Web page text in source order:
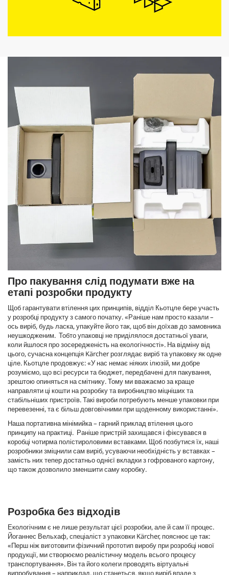
Про пакування слід подумати вже на
етапі розробки продукту
Щоб гарантувати втілення цих принципів, відділ Кьотцле бере участь
у розробці продукту з самого початку. «Раніше нам просто казали –
ось виріб, будь ласка, упакуйте його так, щоб він доїхав до замовника
неушкодженим. Тобто упаковці не приділялося достатньої уваги,
коли йшлося про зосередженість на екологічності». На відміну від
цього, сучасна концепція Kärcher розглядає виріб та упаковку як одне
ціле. Кьотцле продовжує: «У нас немає ніяких ілюзій, ми добре
розуміємо, що всі ресурси та бюджет, передбачені для пакування,
зрештою опиняться на смітнику. Тому ми вважаємо за краще
направляти ці кошти на розробку та виробництво міцніших та
стабільніших пристроїв. Такі вироби потребують менше упаковки при
перевезенні, та є більш довговічними при щоденному використанні».
Наша портативна мінімийка – гарний приклад втілення цього
принципу на практиці. Раніше пристрій захищався і фіксувався в
коробці чотирма полістироловими вставками. Щоб позбутися їх, наші
розробники зміцнили сам виріб, усуваючи необхідність у вставках –
замість них тепер достатньо однієї вкладки з гофрованого картону,
що також дозволило зменшити саму коробку.
Розробка без відходів
Екологічним є не лише результат цієї розробки, але й сам її процес.
Йоганнес Вельхаф, спеціаліст з упаковки Kärcher, пояснює це так:
«Перш ніж виготовити фізичний прототип виробу при розробці нової
продукції, ми створюємо реалістичну модель всього процесу
транспортування». Він та його колеги проводять віртуальні
випробування – наприклад, що станеться, якщо виріб впаде з